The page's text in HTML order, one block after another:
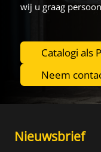
wij u graag
Catalogi als
Neem
Nieuwsbrief